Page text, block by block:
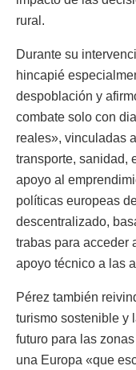
rural.
Durante su
hincapié
despoblación y
combate solo con
reales», vinculadas
transporte, sanidad,
apoyo al
políticas europeas
descentralizado,
trabas para acceder
apoyo técnico a las
Pérez también
turismo sostenible y
futuro para las
una Europa «que